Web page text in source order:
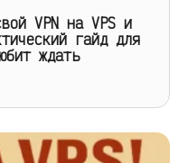
VPN на VPS и
гайд для
ждать